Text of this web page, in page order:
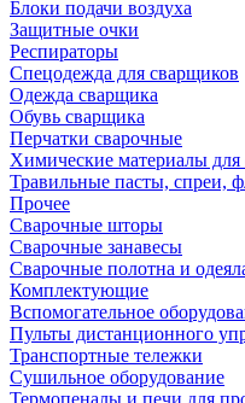
Блоки подачи воздуха
Защитные очки
Респираторы
Спецодежда для сварщиков
Одежда сварщика
Обувь сварщика
Перчатки сварочные
Химические материалы для
Травильные пасты, спреи,
Прочее
Сварочные шторы
Сварочные занавесы
Сварочные полотна и
Комплектующие
Вспомогательное
Пульты дистанционного
Транспортные тележки
Сушильное оборудование
Термопеналы и печи для